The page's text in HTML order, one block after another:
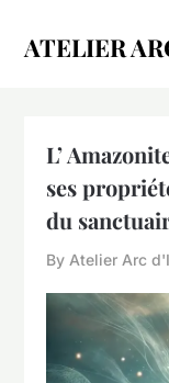
ATELIER
L’
ses
du
By Atelier Arc